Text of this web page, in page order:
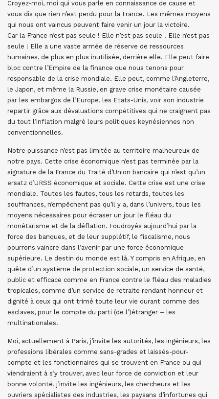
Croyez-moi, moi qui vous parle en connaissance de cause et
vous dis que rien n’est perdu pour la France. Les mêmes moyens
qui nous ont vaincus peuvent faire venir un jour la victoire.
Car la France n’est pas seule ! Elle n’est pas seule ! Elle n’est pas
seule ! Elle a une vaste armée de réserve de ressources
humaines, de plus en plus inutilisée, derrière elle. Elle peut faire
bloc contre l’Empire de la finance que nous tenons pour
responsable de la crise mondiale. Elle peut, comme l’Angleterre,
le Japon, et même la Russie, en grave crise monétaire causée
par les embargos de l’Europe, les Etats-Unis, voir son industrie
repartir grâce aux dévaluations compétitives qui ne craignent pas
du tout l’inflation malgré leurs politiques keynésiennes non
conventionnelles.
Notre puissance n’est pas limitée au territoire malheureux de
notre pays. Cette crise économique n’est pas terminée par la
signature de la France du Traité d’Union bancaire qui n’est qu’un
ersatz d’URSS économique et sociale. Cette crise est une crise
mondiale. Toutes les fautes, tous les retards, toutes les
souffrances, n’empêchent pas qu’il y a, dans l’univers, tous les
moyens nécessaires pour écraser un jour le fléau du
monétarisme et de la déflation. Foudroyés aujourd’hui par la
force des banques, et de leur supplétif, le fiscalisme, nous
pourrons vaincre dans l’avenir par une force économique
supérieure. Le destin du monde est là. Y compris en Afrique, en
quête d’un système de protection sociale, un service de santé,
public et efficace comme en France contre le fléau des maladies
tropicales, comme d’un service de retraite rendant honneur et
dignité à ceux qui ont trimé toute leur vie durant comme des
esclaves, pour le compte du parti (de l’)étranger – les
multinationales.
Moi, actuellement à Paris, j’invite les autorités, les ingénieurs, les
professions libérales comme sans-grades et laissés-pour-
compte et les fonctionnaires qui se trouvent en France ou qui
viendraient à s’y trouver, avec leur force de conviction et leur
bonne volonté, j’invite les ingénieurs, les chercheurs et les
ouvriers spécialistes des industries, les paysans d’infortunes qui